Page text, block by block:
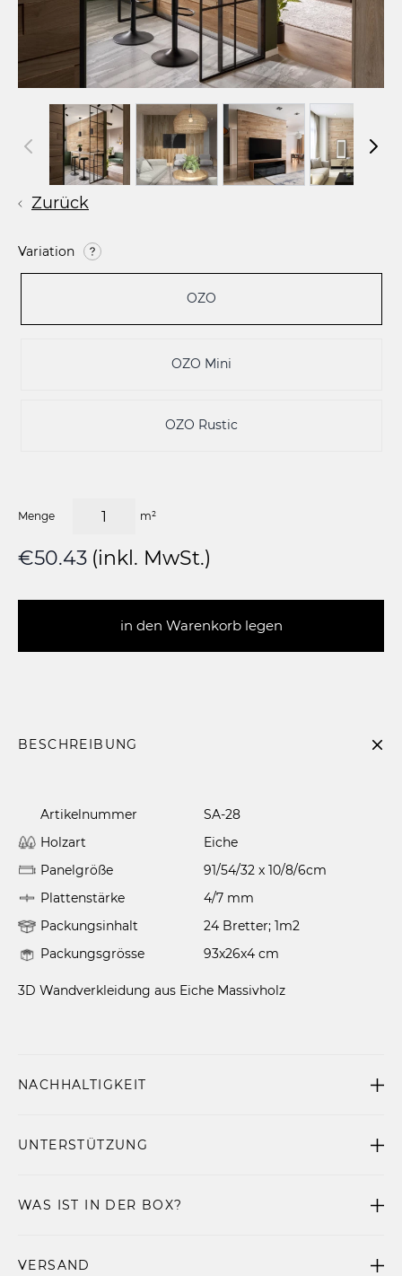
Zurück
Variation
OZO
OZO Mini
OZO Rustic
Menge m²
€50.43 (inkl. MwSt.)
in den Warenkorb legen
BESCHREIBUNG
Artikelnummer
SA-28
Holzart
Eiche
Panelgröße
91/54/32 x 10/8/6cm
Plattenstärke
4/7 mm
Packungsinhalt
24 Bretter; 1m2
Packungsgrösse
93x26x4 cm
3D Wandverkleidung aus Eiche Massivholz
NACHHALTIGKEIT
UNTERSTÜTZUNG
WAS IST IN DER BOX?
VERSAND